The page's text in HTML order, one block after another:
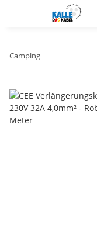
Camping